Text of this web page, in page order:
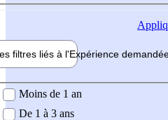
filtres liés à l'Expérience
demandée
Moins de 1 an
De 1 à 3 ans